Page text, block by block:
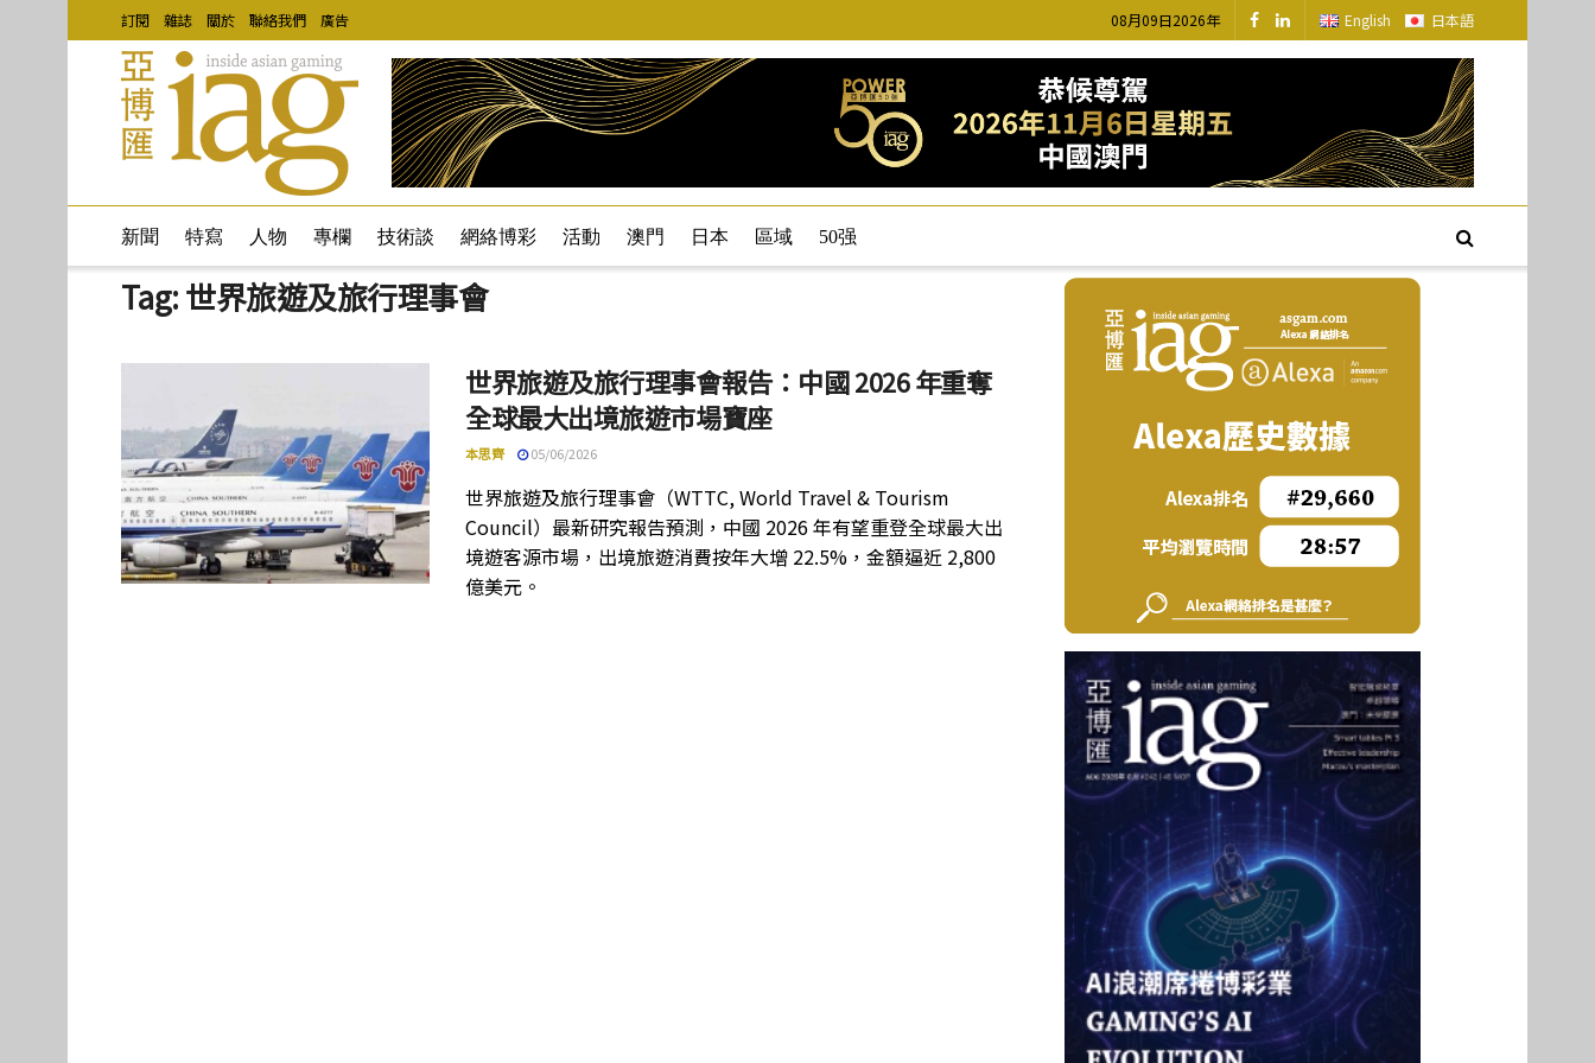
訂閱 雜誌 關於 聯絡我們 廣告 08月09日2026年 English 日本語
新聞 特寫 人物 專欄 技術談 網絡博彩 活動 澳門 日本 區域 50强
Tag:世界旅遊及旅行理事會
世界旅遊及旅行理事會報告：中國 2026 年重奪
全球最大出境旅遊市場寶座
本思齊 05/06/2026
世界旅遊及旅行理事會（WTTC, World Travel & Tourism
Council）最新研究報告預測，中國 2026 年有望重登全球最大出
境遊客源市場，出境旅遊消費按年大增 22.5%，金額逼近 2,800
億美元。